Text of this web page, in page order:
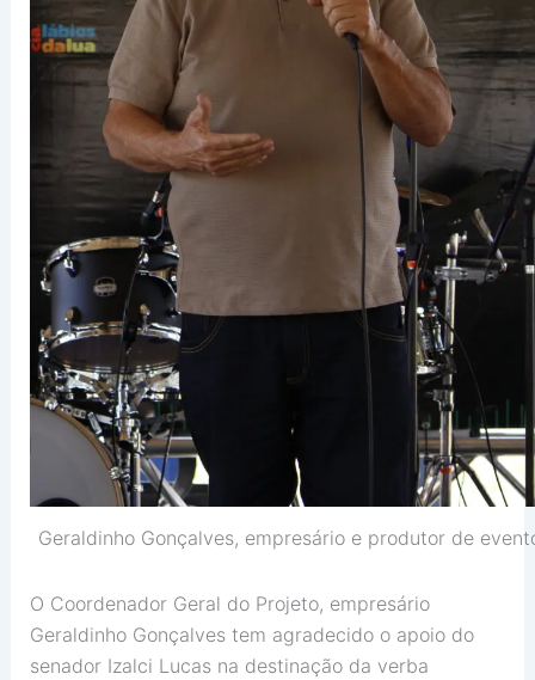
Geraldinho Gonçalves, empresário e produtor de
O Coordenador Geral do Projeto, empresário
Geraldinho Gonçalves tem agradecido o apoio do
senador Izalci Lucas na destinação da verba